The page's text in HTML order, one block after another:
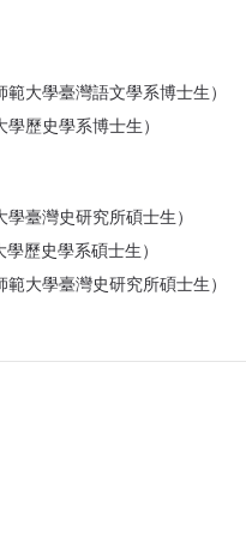
大學臺灣語文學系博士生）
歷史學系博士生）
臺灣史研究所碩士生）
歷史學系碩士生）
大學臺灣史研究所碩士生）